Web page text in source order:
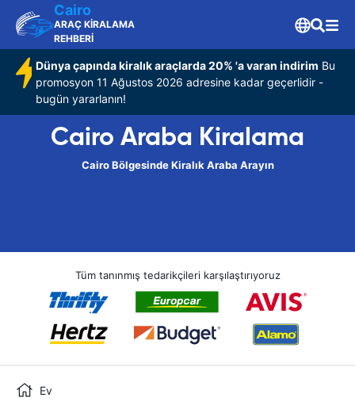
Cairo
ARAÇ KİRALAMA
REHBERİ
Dünya çapında kiralık araçlarda 20% 'a varan indirim Bu
promosyon 11 Ağustos 2026 adresine kadar geçerlidir -
bugün yararlanın!
Cairo Araba Kiralama
Cairo Bölgesinde Kiralık Araba Arayın
Tüm tanınmış tedarikçileri karşılaştırıyoruz
Ev